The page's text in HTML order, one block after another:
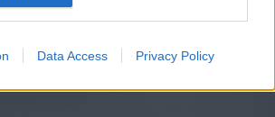
Data Access Privacy Policy